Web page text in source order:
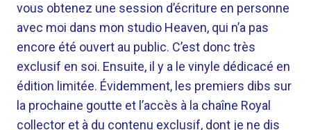
vous obtenez une session d’écriture en personne
avec moi dans mon studio Heaven, qui n’a pas
encore été ouvert au public. C’est donc très
exclusif en soi. Ensuite, il y a le vinyle dédicacé en
édition limitée. Évidemment, les premiers dibs sur
la prochaine goutte et l’accès à la chaîne Royal
collector et à du contenu exclusif, dont je ne dis